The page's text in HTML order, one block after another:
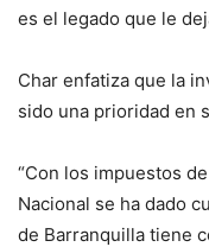
es el legado que le
Char enfatiza que la
sido una prioridad en
“Con los impuestos
Nacional se ha dado
de Barranquilla tiene